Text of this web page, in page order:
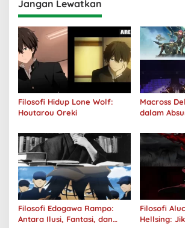
Jangan Lewatkan
Filosofi Hidup Lone Wolf:
Houtarou Oreki
Macross
dalam
Filosofi Edogawa Rampo:
Antara Ilusi, Fantasi, dan
Filosofi
Hellsing: